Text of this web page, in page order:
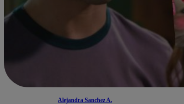
Alejandra Sanchez A.